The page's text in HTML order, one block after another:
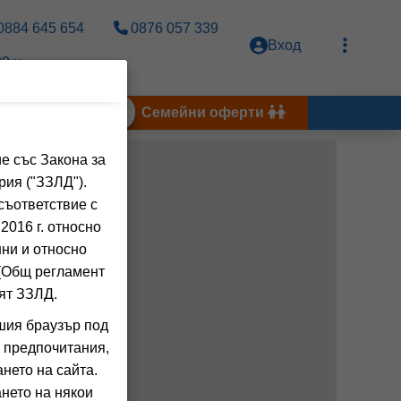
645 654 0876 057 339
ч.
Вход
Семейни оферти
със Закона за
("ЗЗЛД").
с
г. относно
и относно
регламент
ЗЗЛД.
браузър под
на сайта.
на някои